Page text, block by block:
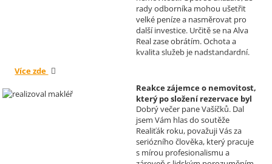
prodeje, který plánujeme v
budoucnu uskutečnit. Se
srdečným pozdravem a přáním
mnoho zdraví i úspěchů Vám
přejí manželé Kovandovi
rady odborníka mohou ušetřit
velké peníze a nasměrovat pro
další investice. Určitě se na Alva
Real zase obrátím. Ochota a
kvalita služeb je nadstandardní.
Více zde
Reakce zájemce o nemovitost,
který po složení rezervace byl
nucen od koupi odstoupit.
Realizoval makléř: David
Vašíček
Dobrý večer pane Vašíčků. Dal
jsem Vám hlas do soutěže
Realiťák roku, považuji Vás za
seriózního člověka, který pracuje
s mírou profesionalismu a